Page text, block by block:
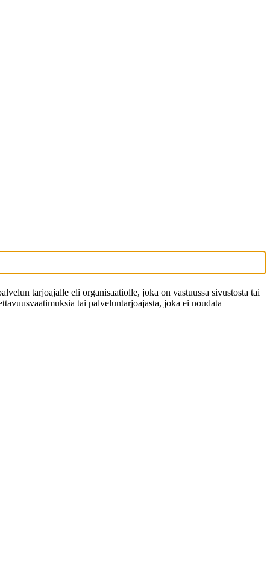
tarjoajalle eli organisaatiolle, joka on vastuussa sivustosta tai
tai palveluntarjoajasta, joka ei noudata